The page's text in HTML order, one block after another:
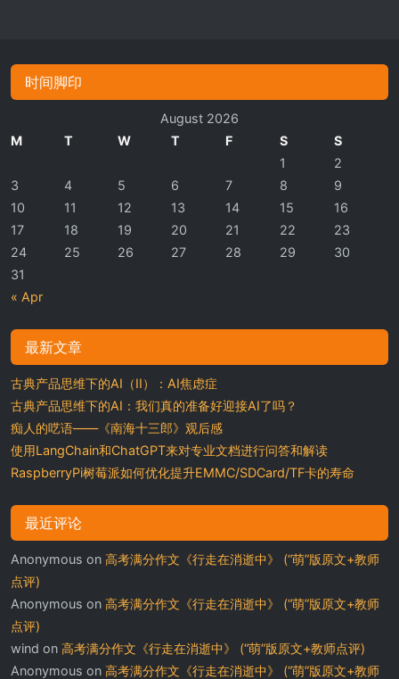
时间脚印
August 2026
M
T W T F S S
« Apr
1
2
3
4 5 6 7 8
9
10
11 12 13 14 15
16
17
18 19 20 21 22
23
24
25 26 27 28 29
30
31
最新文章
古典产品思维下的AI（II）：AI焦虑症
古典产品思维下的AI：我们真的准备好迎接AI了吗？
痴人的呓语——《南海十三郎》观后感
使用LangChain和ChatGPT来对专业文档进行问答和解读
RaspberryPi树莓派如何优化提升EMMC/SDCard/TF卡的寿命
最近评论
Anonymous on 高考满分作文《行走在消逝中》 (“萌”版原文+教师
点评)
Anonymous on 高考满分作文《行走在消逝中》 (“萌”版原文+教师
点评)
wind on 高考满分作文《行走在消逝中》 (“萌”版原文+教师点评)
Anonymous on 高考满分作文《行走在消逝中》 (“萌”版原文+教师